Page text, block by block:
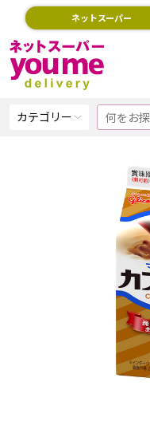
ネットスーパー
カテゴリー